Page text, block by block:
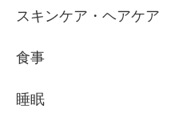
スキンケア・ヘアケア
食事
睡眠